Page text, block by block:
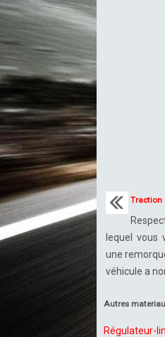
Traction
lequel vous
une
véhicule a
Autres
Régulateur-